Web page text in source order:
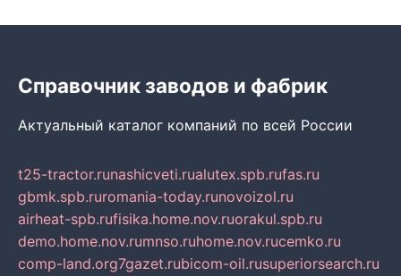
Справочник заводов и фабрик
Актуальный каталог компаний по всей России
t25-tractor.runashicveti.rualutex.spb.rufas.ru
gbmk.spb.ruromania-today.runovoizol.ru
airheat-spb.rufisika.home.nov.ruorakul.spb.ru
demo.home.nov.rumnso.ruhome.nov.rucemko.ru
comp-land.org7gazet.rubicom-oil.rusuperiorsearch.ru